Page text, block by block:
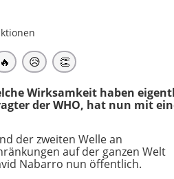
🔥 😥 👏
Wirksamkeit haben
der WHO, hat nun mit
der zweiten Welle an
auf der ganzen Welt
Nabarro nun öffentlich.